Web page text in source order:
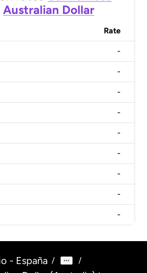
Australian Dollar
Rate
-
-
-
-
-
-
-
-
-
- España / /